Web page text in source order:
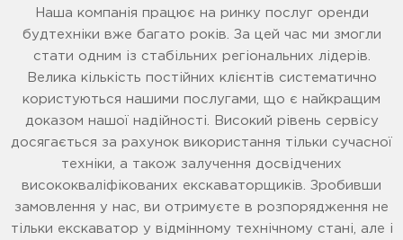
Наша компанія працює на ринку послуг оренди
будтехніки вже багато років. За цей час ми змогли
стати одним із стабільних регіональних лідерів.
Велика кількість постійних клієнтів систематично
користуються нашими послугами, що є найкращим
доказом нашої надійності. Високий рівень сервісу
досягається за рахунок використання тільки сучасної
техніки, а також залучення досвідчених
висококваліфікованих екскаваторщиків. Зробивши
замовлення у нас, ви отримуєте в розпорядження не
тільки екскаватор у відмінному технічному стані, але і